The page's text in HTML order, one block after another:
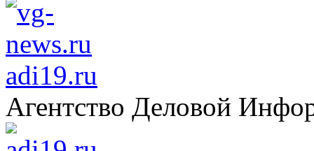
adi19.ru
Агентство Деловой